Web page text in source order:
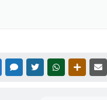
FACEBOOKMESSENGER
TWITTERWHATSAPP